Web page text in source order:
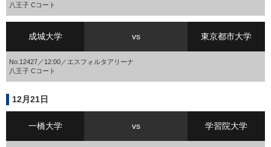
八王子 Cコート
成城大学 vs 東京都市大学
No.12427／12:00／エスフォルタアリーナ
八王子 Cコート
12月21日
一橋大学 vs 学習院大学